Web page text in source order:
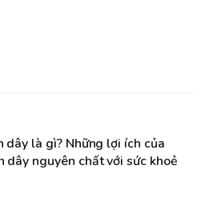
dây là gì? Những lợi ích của
dây nguyên chất với sức khoẻ